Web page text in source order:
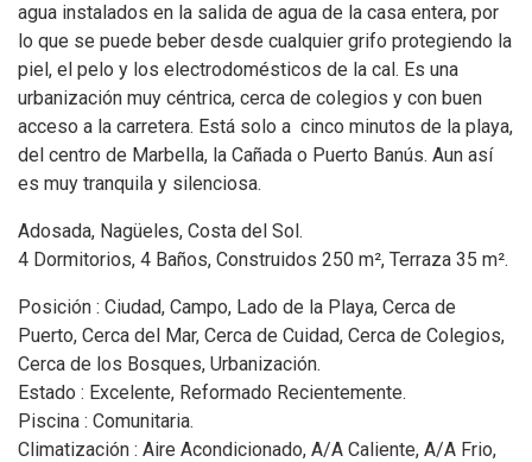
agua instalados en la salida de agua de la casa entera, por
lo que se puede beber desde cualquier grifo protegiendo la
piel, el pelo y los electrodomésticos de la cal. Es una
urbanización muy céntrica, cerca de colegios y con buen
acceso a la carretera. Está solo a cinco minutos de la playa,
del centro de Marbella, la Cañada o Puerto Banús. Aun así
es muy tranquila y silenciosa.
Adosada, Nagüeles, Costa del Sol.
4 Dormitorios, 4 Baños, Construidos 250 m², Terraza 35 m².
Posición : Ciudad, Campo, Lado de la Playa, Cerca de
Puerto, Cerca del Mar, Cerca de Cuidad, Cerca de Colegios,
Cerca de los Bosques, Urbanización.
Estado : Excelente, Reformado Recientemente.
Piscina : Comunitaria.
Climatización : Aire Acondicionado, A/A Caliente, A/A Frio,